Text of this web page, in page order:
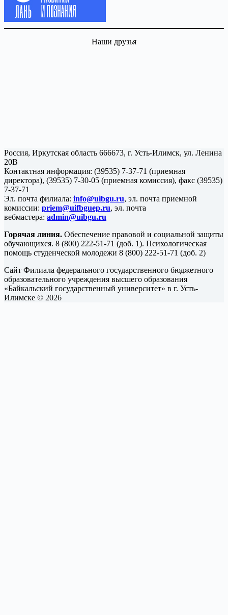
Наши друзья
Россия, Иркутская область 666673, г. Усть-Илимск, ул. Ленина
20В
Контактная информация: (39535) 7-37-71 (приемная
директора), (39535) 7-30-05 (приемная комиссия), факс (39535)
7-37-71
Эл. почта филиала: info@uibgu.ru, эл. почта приемной
комиссии: priem@uifbguep.ru, эл. почта
вебмастера: admin@uibgu.ru
Горячая линия. Обеспечение правовой и социальной защиты
обучающихся. 8 (800) 222-51-71 (доб. 1). Психологическая
помощь студенческой молодежи 8 (800) 222-51-71 (доб. 2)
Сайт Филиала федерального государственного бюджетного
образовательного учреждения высшего образования
«Байкальский государственный университет» в г. Усть-
Илимске © 2026